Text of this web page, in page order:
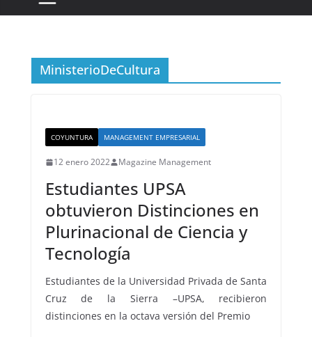
MinisterioDeCultura
COYUNTURA MANAGEMENT EMPRESARIAL
12 enero 2022 Magazine Management
Estudiantes UPSA
obtuvieron Distinciones en
Plurinacional de Ciencia y
Tecnología
Estudiantes de la Universidad Privada de Santa
Cruz de la Sierra –UPSA, recibieron
distinciones en la octava versión del Premio